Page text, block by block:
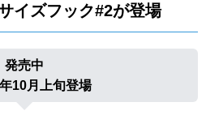
イズフック#2が登場
発売中
10月上旬登場